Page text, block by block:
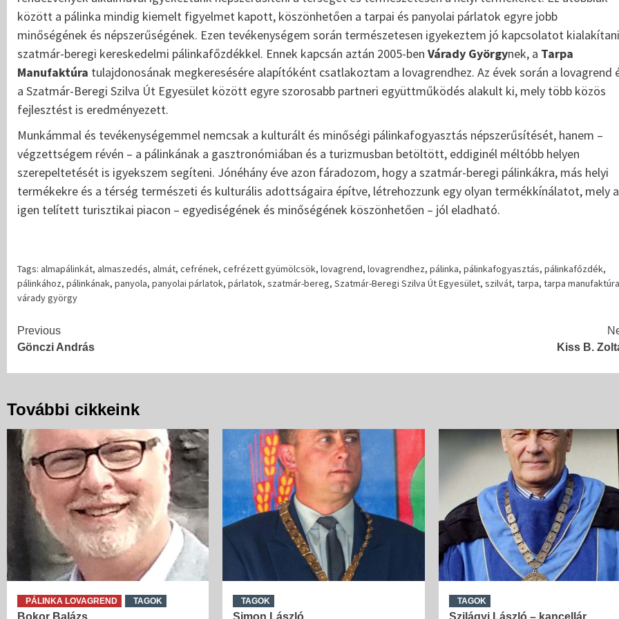
között a pálinka mindig kiemelt figyelmet kapott, köszönhetően a tarpai és panyolai párlatok egyre jobb
minőségének és népszerűségének. Ezen tevékenységem során természetesen igyekeztem jó kapcsolatot
szatmár-beregi kereskedelmi pálinkafőzdékkel. Ennek kapcsán aztán 2005-ben Várady Györgynek, a Tarpa
Manufaktúra tulajdonosának megkeresésére alapítóként csatlakoztam a lovagrendhez. Az évek során a lovagrend
a Szatmár-Beregi Szilva Út Egyesület között egyre szorosabb partneri együttműködés alakult ki, mely több közös
fejlesztést is eredményezett.
Munkámmal és tevékenységemmel nemcsak a kulturált és minőségi pálinkafogyasztás népszerűsítését, hanem –
végzettségem révén – a pálinkának a gasztronómiában és a turizmusban betöltött, eddiginél méltóbb helyen
szerepeltetését is igyekszem segíteni. Jónéhány éve azon fáradozom, hogy a szatmár-beregi pálinkákra, más helyi
termékekre és a térség természeti és kulturális adottságaira építve, létrehozzunk egy olyan termékkínálatot, mely
igen telített turisztikai piacon – egyediségének és minőségének köszönhetően – jól eladható.
Tags: almapálinkát, almaszedés, almát, cefrének, cefrézett gyümölcsök, lovagrend, lovagrendhez, pálinka, pálinkafogyasztás, pálinkafőzdék,
pálinkához, pálinkának, panyola, panyolai párlatok, párlatok, szatmár-bereg, Szatmár-Beregi Szilva Út Egyesület, szilvát, tarpa, tarpa manufaktúra
várady györgy
Continue
Reading
Previous
Gönczi András
Kiss B.
További cikkeink
PÁLINKA LOVAGREND TAGOK TAGOK TAGOK